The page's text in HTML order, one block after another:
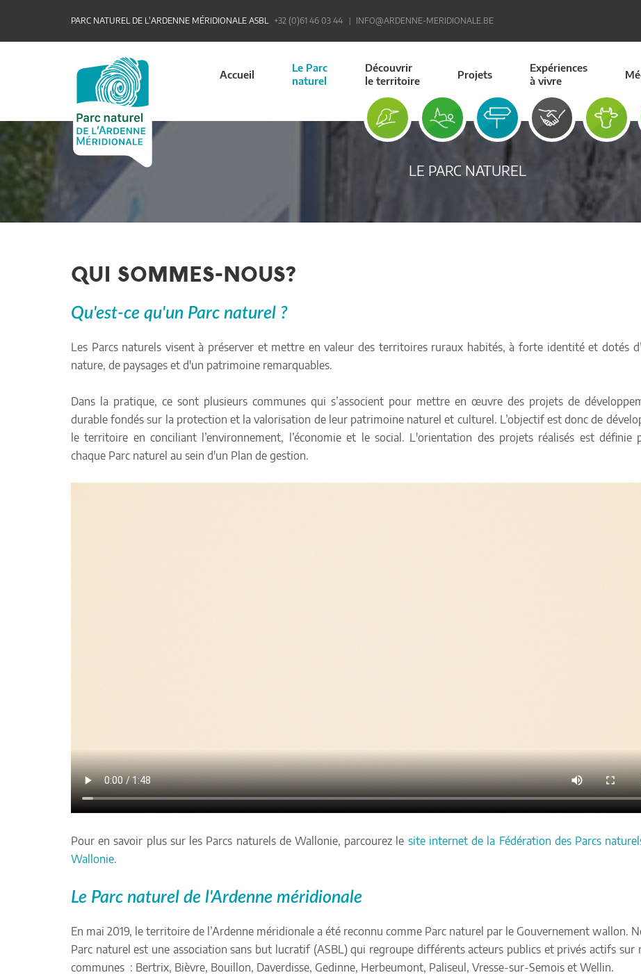
PARC NATUREL DE L'ARDENNE MÉRIDIONALE ASBL +32 (0)61 46 03 44 INFO@ARDENNE-MERIDIONALE.BE
Accueil
Le Parc
naturel
Découvrir
le territoire
Projets
Expériences
à vivre
LE PARC NATUREL
QUI SOMMES-NOUS?
Qu'est-ce qu'un Parc naturel ?
Les Parcs naturels visent à préserver et mettre en valeur des territoires ruraux habités, à forte identité et dotés
nature, de paysages et d'un patrimoine remarquables.
Dans la pratique, ce sont plusieurs communes qui s’associent pour mettre en œuvre des projets de
durable fondés sur la protection et la valorisation de leur patrimoine naturel et culturel. L’objectif est donc de
le territoire en conciliant l’environnement, l’économie et le social. L'orientation des projets réalisés est définie
chaque Parc naturel au sein d'un Plan de gestion.
Pour en savoir plus sur les Parcs naturels de Wallonie, parcourez le site internet de la Fédération des Parcs
Wallonie.
Le Parc naturel de l'Ardenne méridionale
En mai 2019, le territoire de l’Ardenne méridionale a été reconnu comme Parc naturel par le Gouvernement wallon.
Parc naturel est une association sans but lucratif (ASBL) qui regroupe différents acteurs publics et privés actifs sur
communes : Bertrix, Bièvre, Bouillon, Daverdisse, Gedinne, Herbeumont, Paliseul, Vresse-sur-Semois et Wellin.